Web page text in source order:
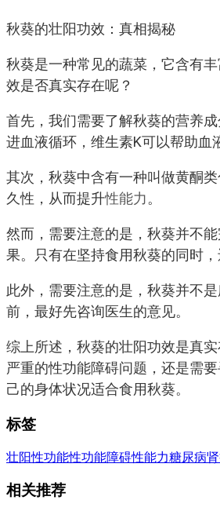
秋葵的壮阳功效：真相揭秘
秋葵是一种常见的蔬菜，它含有
效是否真实存在呢？
首先，我们需要了解秋葵的营养
进血液循环，维生素K可以帮助血
其次，秋葵中含有一种叫做黄酮
久性，从而提升性能力。
然而，需要注意的是，秋葵并不
果。只有在坚持食用秋葵的同时
此外，需要注意的是，秋葵并不
前，最好先咨询医生的意见。
综上所述，秋葵的壮阳功效是真
严重的性功能障碍问题，还是需
己的身体状况适合食用秋葵。
标签
壮阳性功能性功能障碍性能力糖尿病
相关推荐